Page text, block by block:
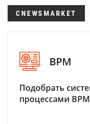
CNEWSMARKET
BPM
Подобрать
процессами BPM